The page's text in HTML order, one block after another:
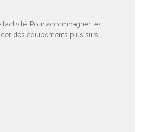
Pour accompagner les
des équipements plus sûrs